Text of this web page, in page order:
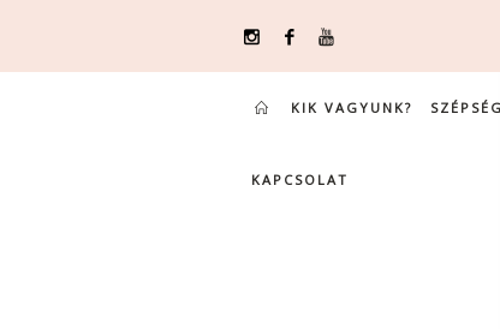
KIK VAGYUNK?
KAPCSOLAT